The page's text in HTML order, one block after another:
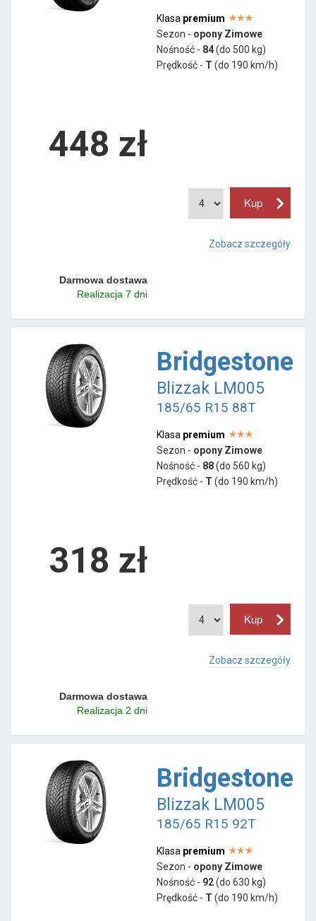
Klasa premium
Sezon - opony Zimowe
Nośność - 84(do 500 kg)
Prędkość - T (do 190 km/h)
448 zł
Zobacz szczegóły
Darmowa dostawa
Realizacja 7 dni
Bridgestone
Blizzak LM005
185/65 R15 88T
Klasa premium
Sezon - opony Zimowe
Nośność - 88(do 560 kg)
Prędkość - T (do 190 km/h)
318 zł
Zobacz szczegóły
Darmowa dostawa
Realizacja 2 dni
Bridgestone
Blizzak LM005
185/65 R15 92T
Klasa premium
Sezon - opony Zimowe
Nośność - 92(do 630 kg)
Prędkość - T (do 190 km/h)